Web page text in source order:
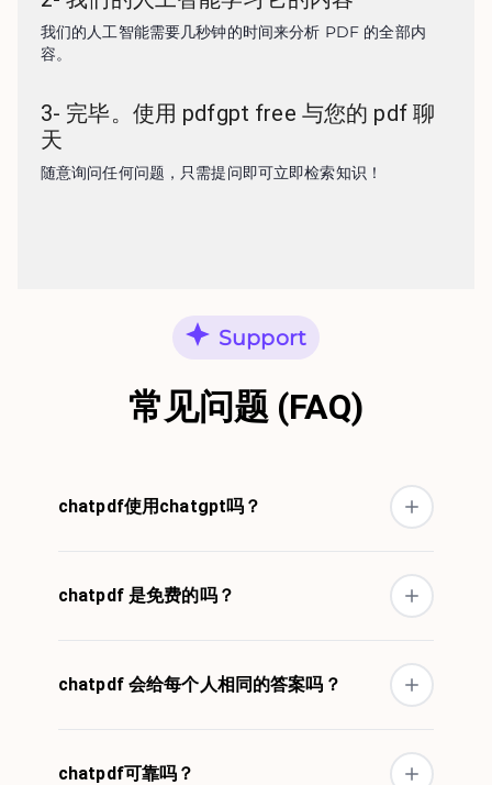
我们的人工智能需要几秒钟的时间来分析 PDF 的全部内
容。
3- 完毕。使用 pdfgpt free 与您的 pdf 聊
天
随意询问任何问题，只需提问即可立即检索知识！
Support
常见问题 (FAQ)
chatpdf使用chatgpt吗？
chatpdf 是免费的吗？
chatpdf 会给每个人相同的答案吗？
chatpdf可靠吗？